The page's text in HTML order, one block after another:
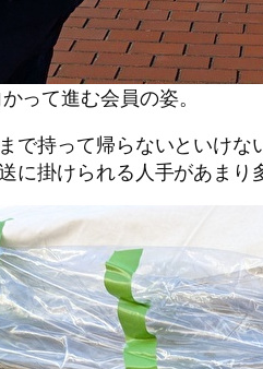
って進む会員の姿。
で持って帰らないといけ
に掛けられる人手があま